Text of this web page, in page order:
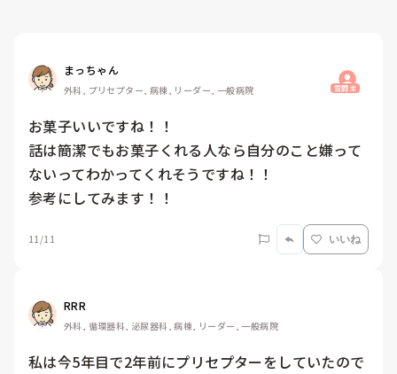
まっちゃん
外科, プリセプター, 病棟, リーダー, 一般病院 質問主
お菓子いいですね！！
話は簡潔でもお菓子くれる人なら自分のこと嫌って
ないってわかってくれそうですね！！
参考にしてみます！！
11/11 いいね
RRR
外科, 循環器科, 泌尿器科, 病棟, リーダー, 一般病院
私は今5年目で2年前にプリセプターをしていたので